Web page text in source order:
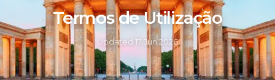
Termos de Utilização
Updated 17 Jun 2026